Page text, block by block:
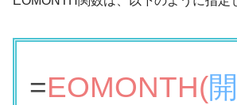
=EOMONTH(